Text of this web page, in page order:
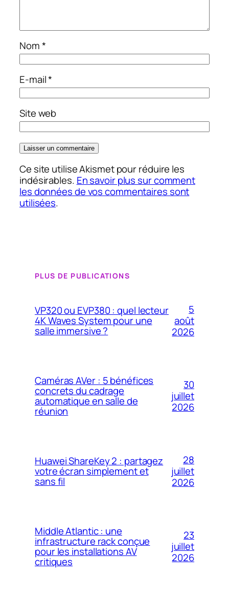
Nom*
E-mail*
Site web
Ce site utilise Akismet pour réduire les
indésirables. En savoir plus sur comment
les données de vos commentaires sont
utilisées.
PLUS DE PUBLICATIONS
VP320 ou EVP380 : quel lecteur
4K Waves System pour une
salle immersive ?
5
août
2026
Caméras AVer : 5 bénéfices
concrets du cadrage
automatique en salle de
réunion
30
juillet
2026
Huawei ShareKey 2 : partagez
votre écran simplement et
sans fil
28
juillet
2026
Middle Atlantic : une
infrastructure rack conçue
pour les installations AV
critiques
23
juillet
2026